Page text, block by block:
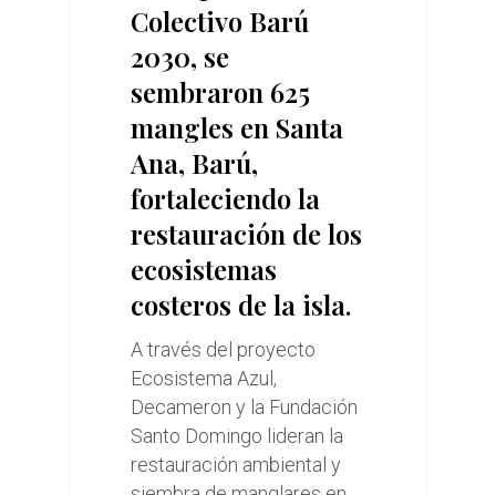
Colectivo Barú
2030, se
sembraron 625
mangles en Santa
Ana, Barú,
fortaleciendo la
restauración de los
ecosistemas
costeros de la isla.
A través del proyecto
Ecosistema Azul,
Decameron y la Fundación
Santo Domingo lideran la
restauración ambiental y